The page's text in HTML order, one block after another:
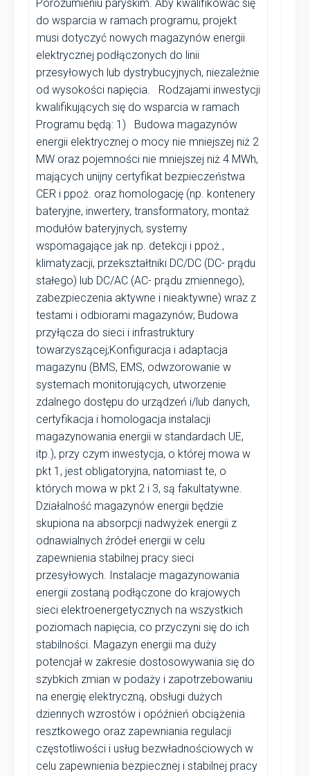
Porozumieniu paryskim. Aby kwalifikować się
do wsparcia w ramach programu, projekt
musi dotyczyć nowych magazynów energii
elektrycznej podłączonych do linii
przesyłowych lub dystrybucyjnych, niezależnie
od wysokości napięcia. Rodzajami inwestycji
kwalifikujących się do wsparcia w ramach
Programu będą: 1) Budowa magazynów
energii elektrycznej o mocy nie mniejszej niż 2
MW oraz pojemności nie mniejszej niż 4 MWh,
mających unijny certyfikat bezpieczeństwa
CER i ppoż. oraz homologację (np. kontenery
bateryjne, inwertery, transformatory, montaż
modułów bateryjnych, systemy
wspomagające jak np. detekcji i ppoż.,
klimatyzacji, przekształtniki DC/DC (DC- prądu
stałego) lub DC/AC (AC- prądu zmiennego),
zabezpieczenia aktywne i nieaktywne) wraz z
testami i odbiorami magazynów; Budowa
przyłącza do sieci i infrastruktury
towarzyszącej;Konfiguracja i adaptacja
magazynu (BMS, EMS, odwzorowanie w
systemach monitorujących, utworzenie
zdalnego dostępu do urządzeń i/lub danych,
certyfikacja i homologacja instalacji
magazynowania energii w standardach UE,
itp.), przy czym inwestycja, o której mowa w
pkt 1, jest obligatoryjna, natomiast te, o
których mowa w pkt 2 i 3, są fakultatywne.
Działalność magazynów energii będzie
skupiona na absorpcji nadwyżek energii z
odnawialnych źródeł energii w celu
zapewnienia stabilnej pracy sieci
przesyłowych. Instalacje magazynowania
energii zostaną podłączone do krajowych
sieci elektroenergetycznych na wszystkich
poziomach napięcia, co przyczyni się do ich
stabilności. Magazyn energii ma duży
potencjał w zakresie dostosowywania się do
szybkich zmian w podaży i zapotrzebowaniu
na energię elektryczną, obsługi dużych
dziennych wzrostów i opóźnień obciążenia
resztkowego oraz zapewniania regulacji
częstotliwości i usług bezwładnościowych w
celu zapewnienia bezpiecznej i stabilnej pracy